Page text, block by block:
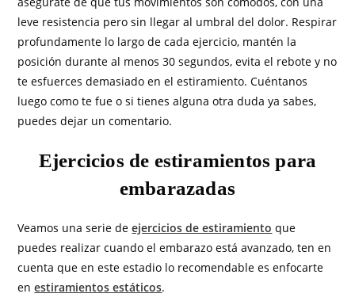
leve resistencia pero sin llegar al umbral del dolor. Respirar
profundamente lo largo de cada ejercicio, mantén la
posición durante al menos 30 segundos, evita el rebote y no
te esfuerces demasiado en el estiramiento. Cuéntanos
luego como te fue o si tienes alguna otra duda ya sabes,
puedes dejar un comentario.
Ejercicios de estiramientos para
embarazadas
Veamos una serie deejercicios de estiramiento que
puedes realizar cuando el embarazo está avanzado, ten en
cuenta que en este estadio lo recomendable es enfocarte
enestiramientos estáticos.